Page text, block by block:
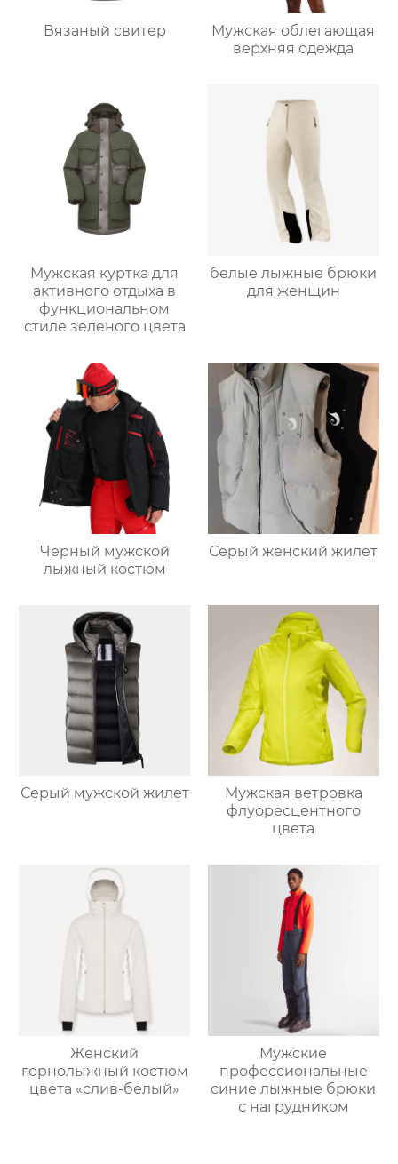
Вязаный свитер
Мужская облегающая
верхняя одежда
Мужская куртка для
активного отдыха в
функциональном
стиле зеленого цвета
белые лыжные брюки
для женщин
Черный мужской
лыжный костюм
Серый женский жилет
Серый мужской жилет
Мужская ветровка
флуоресцентного
цвета
Женский
горнолыжный костюм
цвета «слив-белый»
Мужские
профессиональные
синие лыжные брюки
с нагрудником